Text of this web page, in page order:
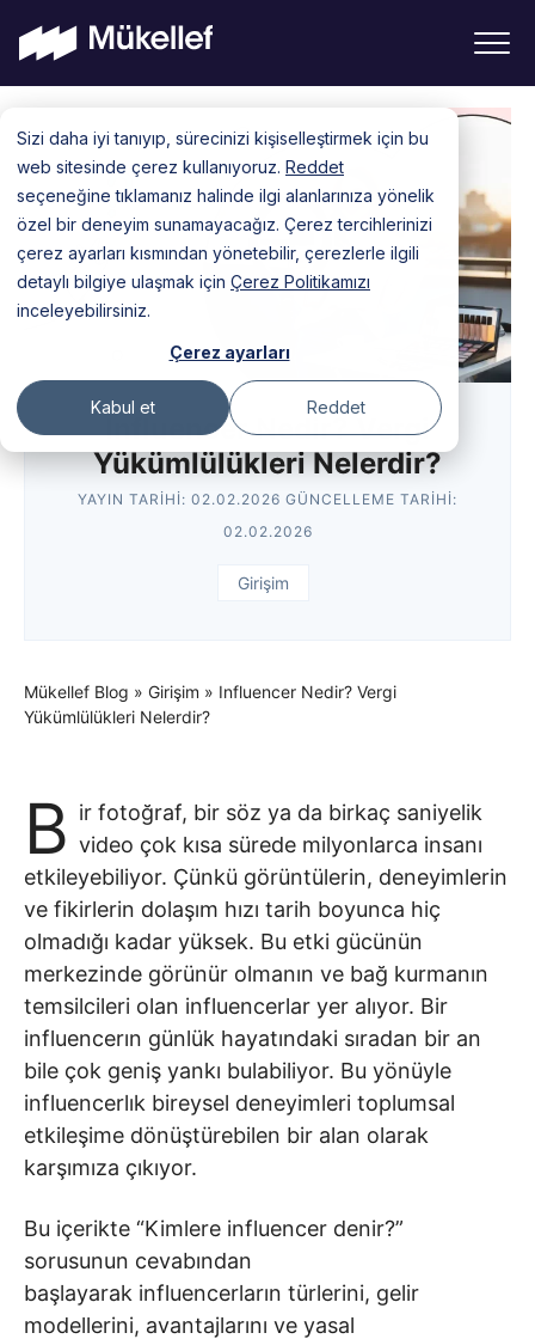
Sizi daha iyi tanıyıp, sürecinizi kişiselleştirmek için bu
web sitesinde çerez kullanıyoruz. Reddet
seçeneğine tıklamanız halinde ilgi alanlarınıza yönelik
özel bir deneyim sunamayacağız. Çerez tercihlerinizi
çerez ayarları kısmından yönetebilir, çerezlerle ilgili
detaylı bilgiye ulaşmak için Çerez Politikamızı
inceleyebilirsiniz.
Çerez ayarları
Kabul et Reddet
content
Influencer Nedir? Vergi
Yükümlülükleri Nelerdir?
YAYIN TARIHI: 02.02.2026 GÜNCELLEME TARIHI:
02.02.2026
Girişim
Mükellef Blog » Girişim » Influencer Nedir? Vergi
Yükümlülükleri Nelerdir?
B ir fotoğraf, bir söz ya da birkaç saniyelik
video çok kısa sürede milyonlarca insanı
etkileyebiliyor. Çünkü görüntülerin, deneyimlerin
ve fikirlerin dolaşım hızı tarih boyunca hiç
olmadığı kadar yüksek. Bu etki gücünün
merkezinde görünür olmanın ve bağ kurmanın
temsilcileri olan influencerlar yer alıyor. Bir
influencerın günlük hayatındaki sıradan bir an
bile çok geniş yankı bulabiliyor. Bu yönüyle
influencerlık bireysel deneyimleri toplumsal
etkileşime dönüştürebilen bir alan olarak
karşımıza çıkıyor.
Bu içerikte “Kimlere influencer denir?”
sorusunun cevabından
başlayarak influencerların türlerini, gelir
modellerini, avantajlarını ve yasal